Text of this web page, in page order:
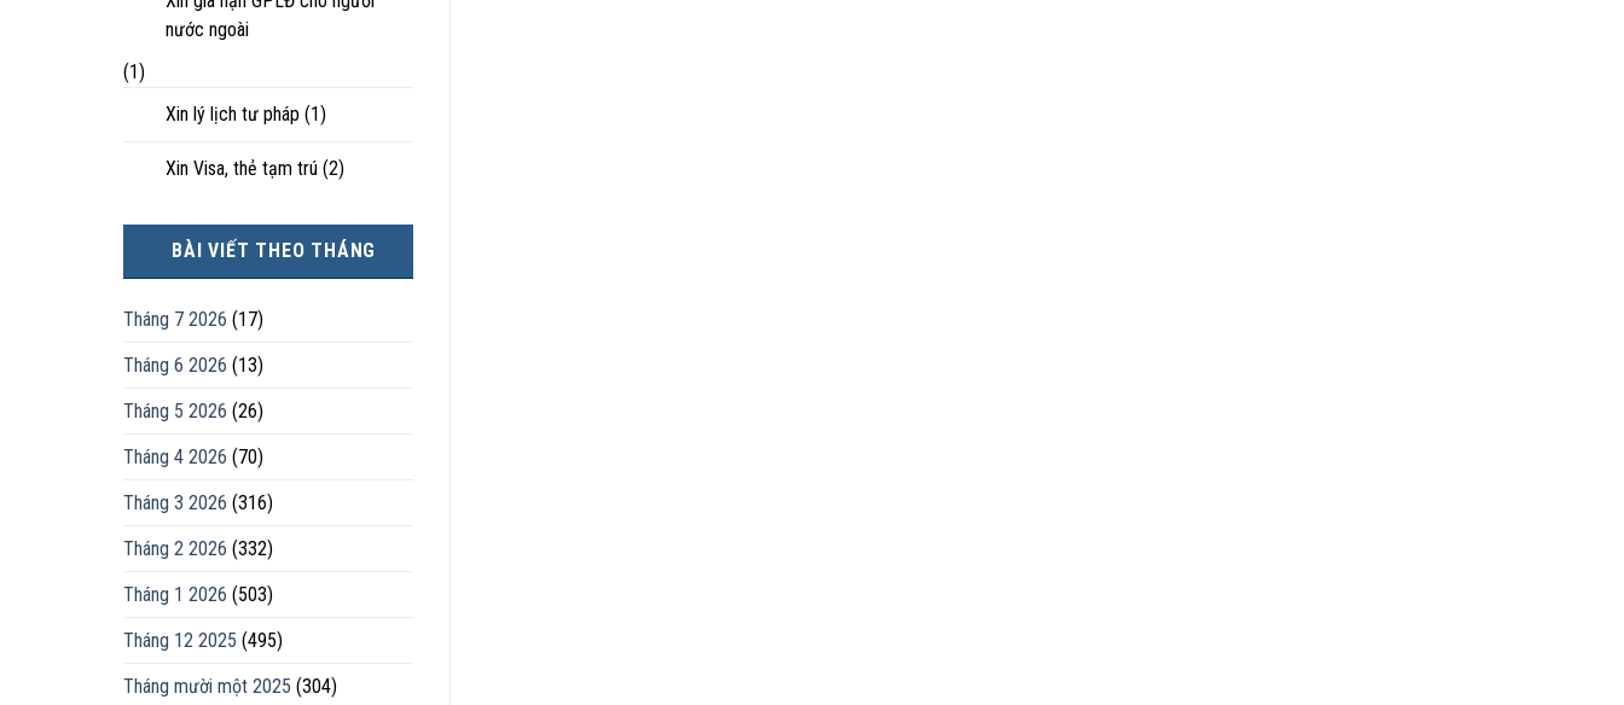
nước ngoài
(1)
Xin lý lịch tư pháp (1)
Xin Visa, thẻ tạm trú (2)
BÀI VIẾT THEO THÁNG
Tháng 7 2026 (17)
Tháng 6 2026 (13)
Tháng 5 2026 (26)
Tháng 4 2026 (70)
Tháng 3 2026 (316)
Tháng 2 2026 (332)
Tháng 1 2026 (503)
Tháng 12 2025 (495)
Tháng mười một 2025 (304)